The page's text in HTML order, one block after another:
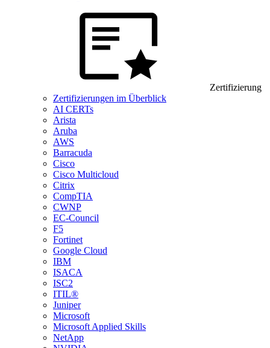
Zertifizierung
Zertifizierungen im Überblick
AI CERTs
Arista
Aruba
AWS
Barracuda
Cisco
Cisco Multicloud
Citrix
CompTIA
CWNP
EC-Council
F5
Fortinet
Google Cloud
IBM
ISACA
ISC2
ITIL®
Juniper
Microsoft
Microsoft Applied Skills
NetApp